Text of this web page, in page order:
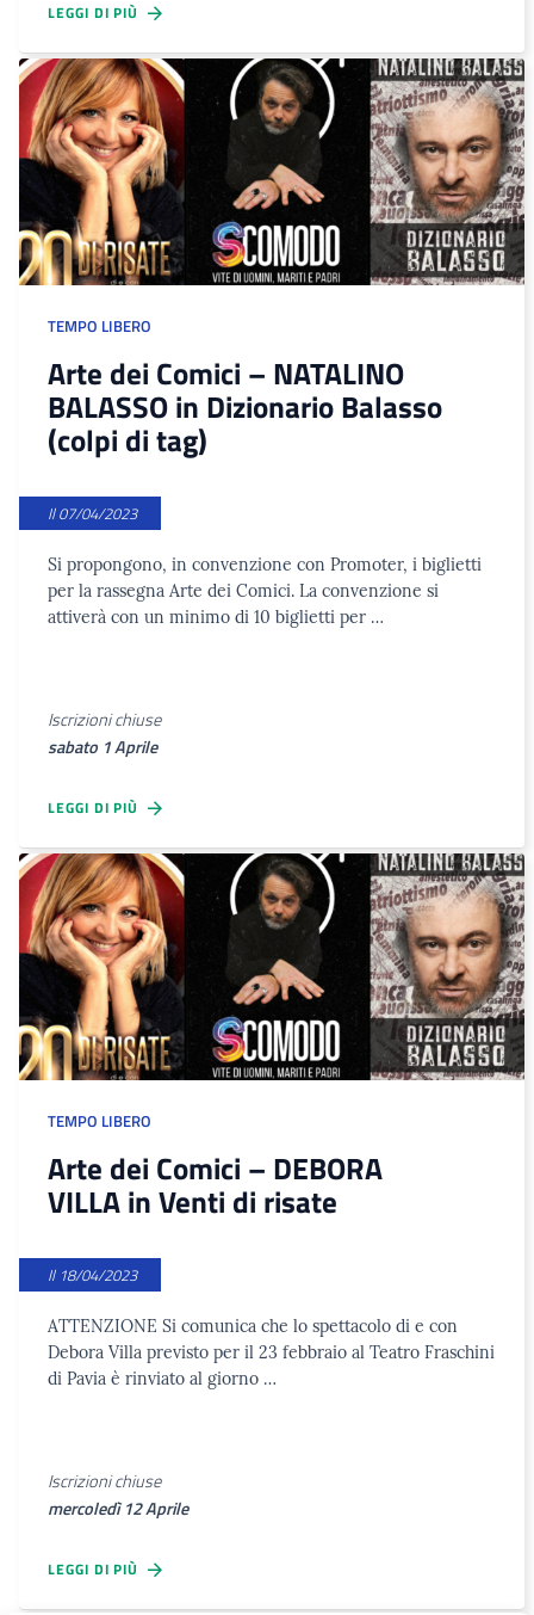
LEGGI DI PIÙ
TEMPO LIBERO
Arte dei Comici – NATALINO
BALASSO in Dizionario Balasso
(colpi di tag)
Il 07/04/2023
Si propongono, in convenzione con Promoter, i biglietti
per la rassegna Arte dei Comici. La convenzione si
attiverà con un minimo di 10 biglietti per …
Iscrizioni chiuse
sabato 1 Aprile
LEGGI DI PIÙ
TEMPO LIBERO
Arte dei Comici – DEBORA
VILLA in Venti di risate
Il 18/04/2023
ATTENZIONE Si comunica che lo spettacolo di e con
Debora Villa previsto per il 23 febbraio al Teatro Fraschini
di Pavia è rinviato al giorno …
Iscrizioni chiuse
mercoledì 12 Aprile
LEGGI DI PIÙ